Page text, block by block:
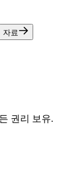
자료​​
권리 보유.​​